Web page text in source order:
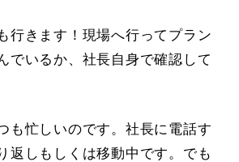
行きます！現場へ行ってプラン
でいるか、社長自身で確認して
忙しいのです。社長に電話す
返しもしくは移動中です。でも